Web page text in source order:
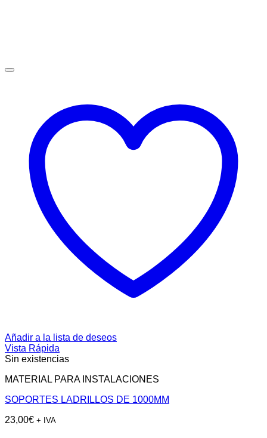
Añadir a la lista de deseos
Vista Rápida
Sin existencias
MATERIAL PARA INSTALACIONES
SOPORTES LADRILLOS DE 1000MM
23,00€ + IVA